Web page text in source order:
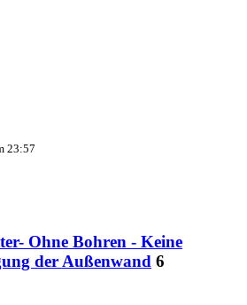
23:57
Ohne Bohren - Keine
der Außenwand 6